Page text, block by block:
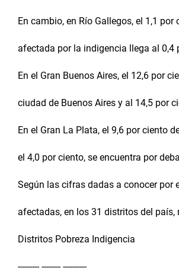
En cambio, en Río Gallegos, el 1,1
afectada por la indigencia llega al 0,4
En el Gran Buenos Aires, el 12,6 por
ciudad de Buenos Aires y al 14,5 por
En el Gran La Plata, el 9,6 por ciento
el 4,0 por ciento, se encuentra por
Según las cifras dadas a conocer por
afectadas, en los 31 distritos del
Distritos Pobreza Indigencia
--------- -------- ----------